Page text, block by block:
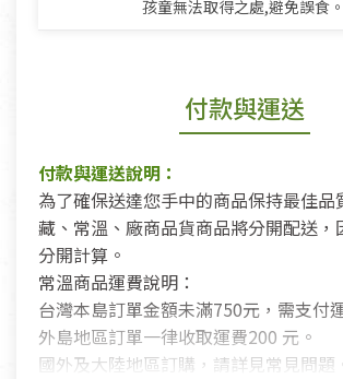
孩童無法取得之處,避免誤食。
付款與運送
付款與運送說明：
為了確保送達您手中的商品保持最佳品
藏、常溫、廠商品貨商品將分開配送，
分開計算。
常溫商品運費說明：
台灣本島訂單金額未滿750元，需支付
外島地區訂單一律收取運費200 元。
國外及大陸地區訂購，請詳見常見問題